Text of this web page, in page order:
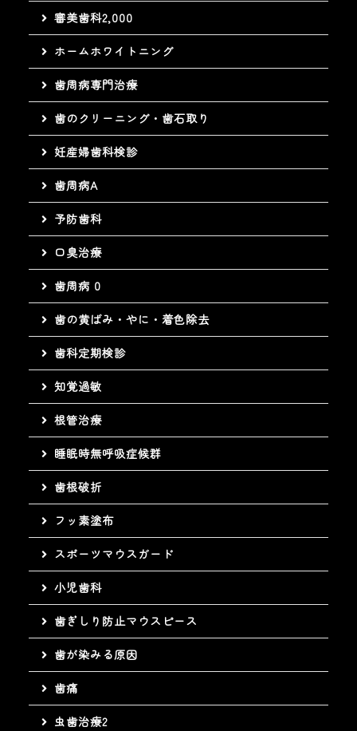
審美歯科2,000
ホームホワイトニング
歯周病専門治療
歯のクリーニング・歯石取り
妊産婦歯科検診
歯周病A
予防歯科
口臭治療
歯周病 0
歯の黄ばみ・やに・着色除去
歯科定期検診
知覚過敏
根管治療
睡眠時無呼吸症候群
歯根破折
フッ素塗布
スポーツマウスガード
小児歯科
歯ぎしり防止マウスピース
歯が染みる原因
歯痛
虫歯治療2